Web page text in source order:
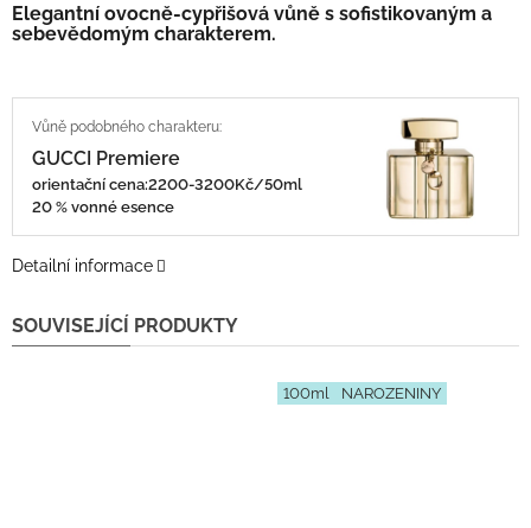
Elegantní ovocně-cypřišová vůně s sofistikovaným a
sebevědomým charakterem.
GUCCI Premiere
orientační cena:2200-3200Kč/50ml
20 % vonné esence
Detailní informace
SOUVISEJÍCÍ PRODUKTY
100ml NAROZENINY